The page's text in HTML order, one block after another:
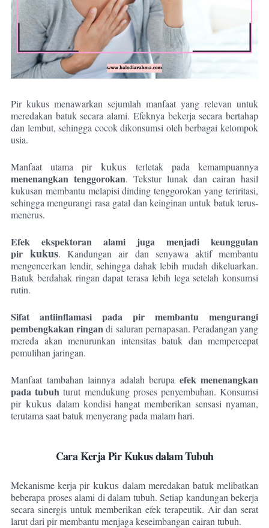
Pir kukus menawarkan sejumlah manfaat yang relevan untuk
meredakan batuk secara alami. Efeknya bekerja secara bertahap
dan lembut, sehingga cocok dikonsumsi oleh berbagai kelompok
usia.
Manfaat utama pir kukus terletak pada kemampuannya
menenangkan tenggorokan. Tekstur lunak dan cairan hasil
kukusan membantu melapisi dinding tenggorokan yang teriritasi,
sehingga mengurangi rasa gatal dan keinginan untuk batuk terus-
menerus.
Efek ekspektoran alami juga menjadi keunggulan
pirkukus. Kandungan air dan senyawa aktif membantu
mengencerkan lendir, sehingga dahak lebih mudah dikeluarkan.
Batuk berdahak ringan dapat terasa lebih lega setelah konsumsi
rutin.
Sifat antiinflamasi pada pir membantu mengurangi
pembengkakan ringandi saluran pernapasan. Peradangan yang
mereda akan menurunkan intensitas batuk dan mempercepat
pemulihan jaringan.
Manfaat tambahan lainnya adalah berupa efek menenangkan
pada tubuh turut mendukung proses penyembuhan. Konsumsi
pir kukusdalam kondisi hangat memberikan sensasi nyaman,
terutama saat batuk menyerang pada malam hari.
Cara Kerja Pir Kukus dalam Tubuh
Mekanisme kerja pir kukus dalam meredakan batuk melibatkan
beberapa proses alami di dalam tubuh. Setiap kandungan bekerja
secara sinergis untuk memberikan efek terapeutik. Air dan serat
larut dari pir membantu menjaga keseimbangan cairan tubuh.